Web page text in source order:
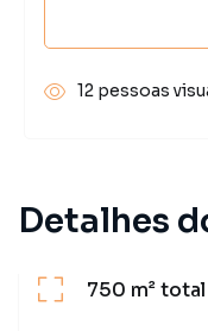
Detalhes
750 m²total
12 pessoas